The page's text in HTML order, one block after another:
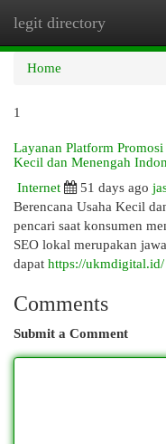
legit directory
Home
1
Layanan Platform
Kecil dan Menengah
Internet
51 days ago
Berencana Usaha Kecil
pencari saat konsumen
SEO lokal merupakan
dapat https://ukmdigital.id/
Comments
Submit a Comment